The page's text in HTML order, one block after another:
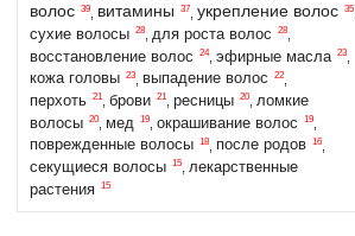
волос 39 витамины 37 укрепление волос 35
сухие волосы 28 для роста волос 28
восстановление волос 24, эфирные масла 23
кожа головы 23 выпадение волос 22
перхоть 21 брови 21 ресницы 20, ломкие
волосы 20, мед 19 окрашивание волос 19
поврежденные волосы 18 после родов 16
секущиеся волосы 15
лекарственные
растения 15